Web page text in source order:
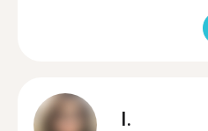
I.